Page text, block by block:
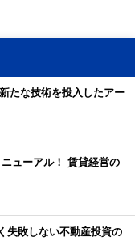
たな技術を投入したアー
ニューアル！ 賃貸経営の
失敗しない不動産投資の